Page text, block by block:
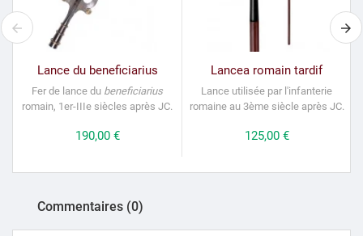
Lance du beneficiarius
Fer de lance du beneficiarius
romain, 1er-IIIe siècles après JC.
Prix
190,00 €
Lancea romain tardif
Lance utilisée par l'infanterie
romaine au 3ème siècle après JC.
Prix
125,00 €
Commentaires (0)